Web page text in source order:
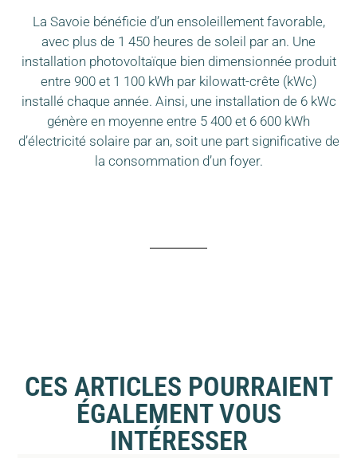
La Savoie bénéficie d’un ensoleillement favorable,
avec plus de 1 450 heures de soleil par an. Une
installation photovoltaïque bien dimensionnée produit
entre 900 et 1 100 kWh par kilowatt-crête (kWc)
installé chaque année. Ainsi, une installation de 6 kWc
génère en moyenne entre 5 400 et 6 600 kWh
d’électricité solaire par an, soit une part significative de
la consommation d’un foyer.
CES ARTICLES POURRAIENT
ÉGALEMENT VOUS
INTÉRESSER